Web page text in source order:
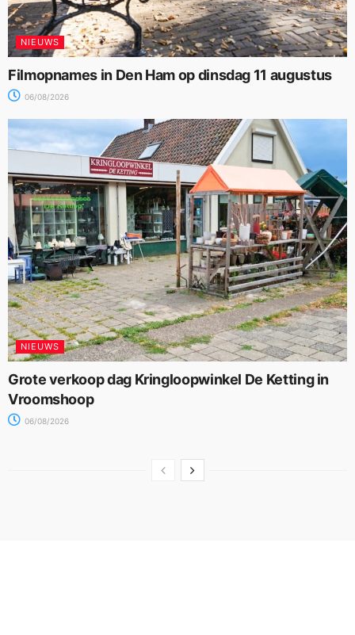
NIEUWS
Filmopnames in Den Ham op dinsdag 11 augustus
06/08/2026
NIEUWS
Grote verkoop dag Kringloopwinkel De Ketting in
Vroomshoop
06/08/2026